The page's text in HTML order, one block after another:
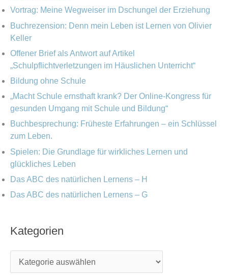
n
n
a
c
Vortrag: Meine Wegweiser im Dschungel der Erziehung
Buchrezension: Denn mein Leben ist Lernen von Olivier
Keller
Offener Brief als Antwort auf Artikel
„Schulpflichtverletzungen im Häuslichen Unterricht“
Bildung ohne Schule
„Macht Schule ernsthaft krank? Der Online-Kongress für
gesunden Umgang mit Schule und Bildung“
Buchbesprechung: Früheste Erfahrungen – ein Schlüssel
zum Leben.
Spielen: Die Grundlage für wirkliches Lernen und
glückliches Leben
Das ABC des natürlichen Lernens – H
Das ABC des natürlichen Lernens – G
Kategorien
i
e
n